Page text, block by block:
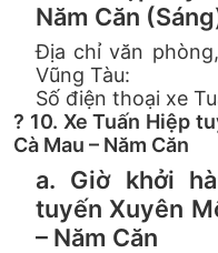
Năm Căn
Địa chỉ văn
Vũng Tàu:
Số điện thoại xe
? 10. Xe Tuấn Hiệp
Cà Mau – Năm Căn
a. Giờ khởi
tuyến Xuyên
– Năm Căn